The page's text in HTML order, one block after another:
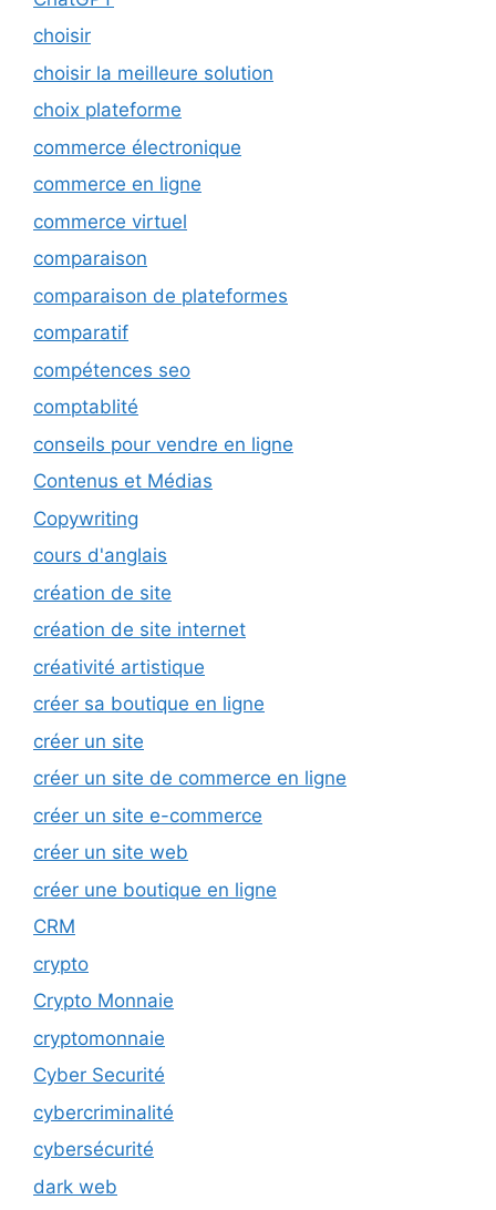
choisir
choisir la meilleure solution
choix plateforme
commerce électronique
commerce en ligne
commerce virtuel
comparaison
comparaison de plateformes
comparatif
compétences seo
comptablité
conseils pour vendre en ligne
Contenus et Médias
Copywriting
cours d'anglais
création de site
création de site internet
créativité artistique
créer sa boutique en ligne
créer un site
créer un site de commerce en ligne
créer un site e-commerce
créer un site web
créer une boutique en ligne
CRM
crypto
Crypto Monnaie
cryptomonnaie
Cyber Securité
cybercriminalité
cybersécurité
dark web